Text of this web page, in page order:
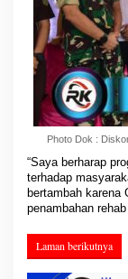
Photo Dok :
“Saya berharap
terhadap
bertambah karena
penambahan
Laman berikutnya